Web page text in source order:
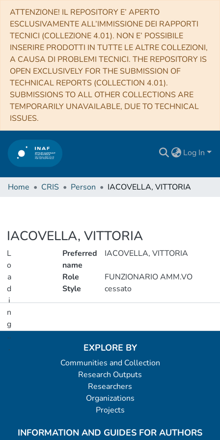
ATTENZIONE! IL REPOSITORY E’ APERTO
ESCLUSIVAMENTE ALL’IMMISSIONE DEI RAPPORTI
TECNICI (COLLEZIONE 4.01). NON E’ POSSIBILE
INSERIRE PRODOTTI IN TUTTE LE ALTRE COLLEZIONI,
A CAUSA DI PROBLEMI TECNICI. THE REPOSITORY IS
OPEN EXCLUSIVELY FOR THE SUBMISSION OF
TECHNICAL REPORTS (COLLECTION 4.01).
SUBMISSIONS TO ALL OTHER COLLECTIONS ARE
TEMPORARILY UNAVAILABLE, DUE TO TECHNICAL
ISSUES.
Log In
Home CRIS Person IACOVELLA, VITTORIA
IACOVELLA, VITTORIA
L
o
a
d
i
n
g
..
.
Preferred
name
IACOVELLA, VITTORIA
Role
FUNZIONARIO AMM.VO
Style
cessato
EXPLORE BY
Communities and Collection
Research Outputs
Researchers
Organizations
Projects
INFORMATION AND GUIDES FOR AUTHORS